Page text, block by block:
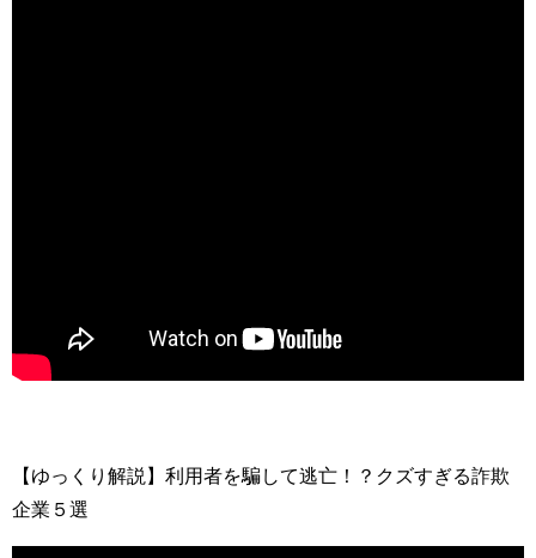
【ゆっくり解説】利用者を騙して逃亡！？クズすぎる詐欺
企業５選